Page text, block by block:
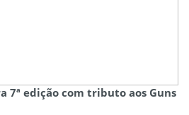
7ª edição com tributo aos Guns